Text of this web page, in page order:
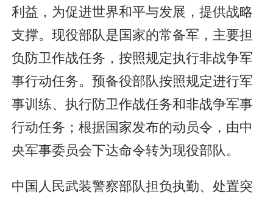
利益，为促进世界和平与发展，提供战略
支撑。现役部队是国家的常备军，主要担
负防卫作战任务，按照规定执行非战争军
事行动任务。预备役部队按照规定进行军
事训练、执行防卫作战任务和非战争军事
行动任务；根据国家发布的动员令，由中
央军事委员会下达命令转为现役部队。
中国人民武装警察部队担负执勤、处置突